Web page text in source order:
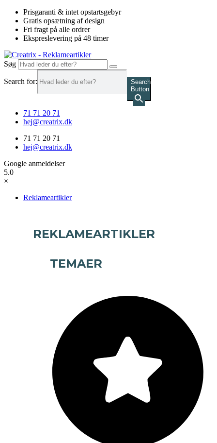
Videre
indhold
Prisgaranti & intet opstartsgebyr
Gratis opsætning af design
Fri fragt på alle ordrer
Ekspreslevering på 48 timer
Søg
Search for:
Search
Button
71 71 20 71
hej@creatrix.dk
71 71 20 71
hej@creatrix.dk
Google anmeldelser
5.0
×
Reklameartikler
REKLAMEARTIKLER
TEMAER